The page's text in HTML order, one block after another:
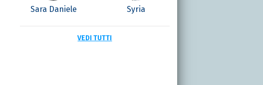
Sara Daniele Syria
VEDI TUTTI